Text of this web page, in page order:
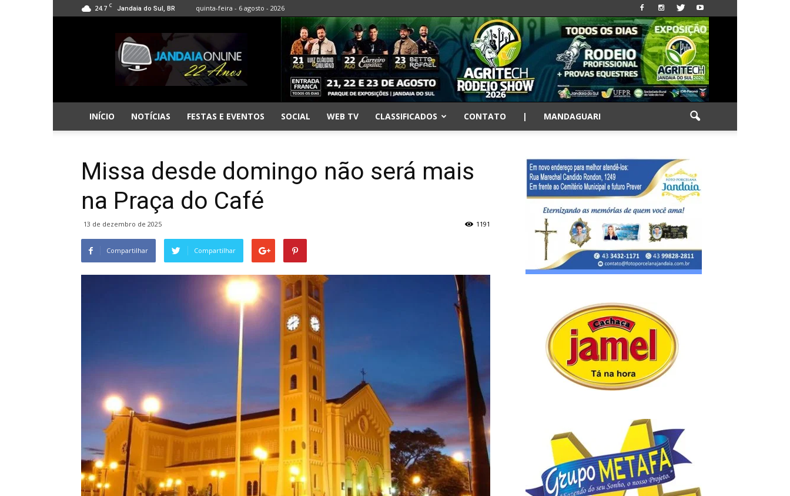
24.7 C Jandaia do Sul, BR quinta-feira - 6 agosto - 2026
Jandaia
Online
INÍCIO NOTÍCIAS FESTAS E EVENTOS SOCIAL WEB TV CLASSIFICADOS CONTATO | MANDAGUARI
Missa desde domingo não será mais
na Praça do Café
13 de dezembro de 2025 1191
Compartilhar Compartilhar